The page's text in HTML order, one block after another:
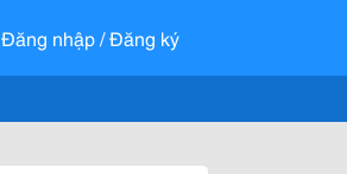
Đăng nhập / Đăng ký